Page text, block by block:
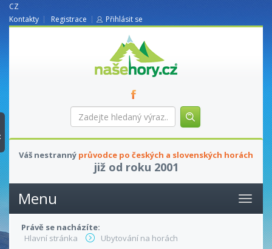
CZ
Kontakty
Registrace Přihlásit se
nasehory.cz
Zadejte
hledaný
Váš nestranný průvodce po českých a slovenských horách
již od roku 2001
Menu
Právě se nacházíte:
Hlavní stránka
Ubytování na horách